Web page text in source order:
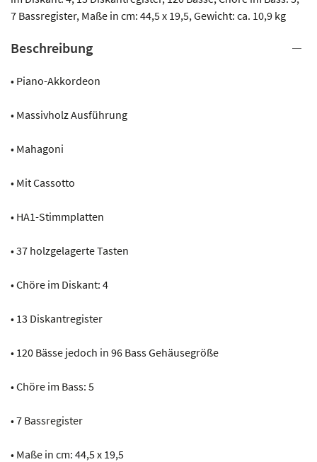
7 Bassregister, Maße in cm: 44,5 x 19,5, Gewicht: ca. 10,9 kg
Beschreibung
• Piano-Akkordeon
• Massivholz Ausführung
• Mahagoni
• Mit Cassotto
• HA1-Stimmplatten
• 37 holzgelagerte Tasten
• Chöre im Diskant: 4
• 13 Diskantregister
• 120 Bässe jedoch in 96 Bass Gehäusegröße
• Chöre im Bass: 5
• 7 Bassregister
• Maße in cm: 44,5 x 19,5